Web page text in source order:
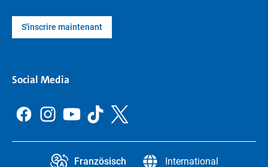
S'inscrire maintenant
Social Media
Französisch International